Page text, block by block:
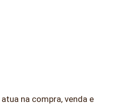
na compra, venda e